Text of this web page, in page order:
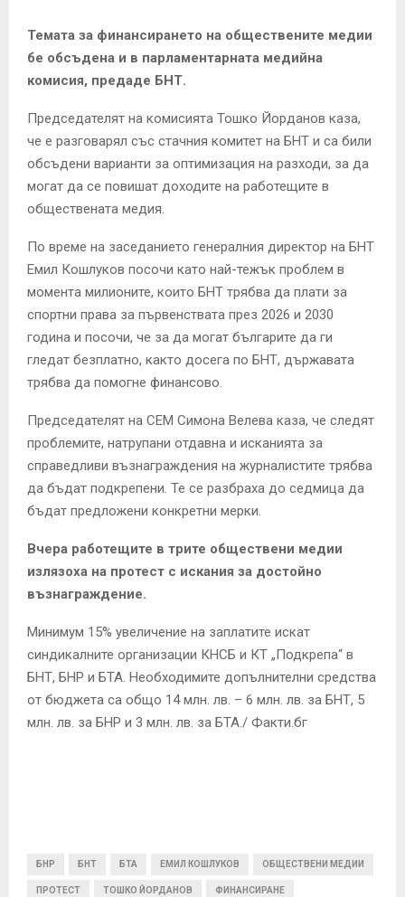
Темата за финансирането на обществените медии
бе обсъдена и в парламентарната медийна
комисия, предаде БНТ.
Председателят на комисията Тошко Йорданов каза,
че е разговарял със стачния комитет на БНТ и са били
обсъдени варианти за оптимизация на разходи, за да
могат да се повишат доходите на работещите в
обществената медия.
По време на заседанието генералния директор на БНТ
Емил Кошлуков посочи като най-тежък проблем в
момента милионите, които БНТ трябва да плати за
спортни права за първенствата през 2026 и 2030
година и посочи, че за да могат българите да ги
гледат безплатно, както досега по БНТ, държавата
трябва да помогне финансово.
Председателят на СЕМ Симона Велева каза, че следят
проблемите, натрупани отдавна и исканията за
справедливи възнаграждения на журналистите трябва
да бъдат подкрепени. Те се разбраха до седмица да
бъдат предложени конкретни мерки.
Вчера работещите в трите обществени медии
излязоха на протест с искания за достойно
възнаграждение.
Минимум 15% увеличение на заплатите искат
синдикалните организации КНСБ и КТ „Подкрепа“ в
БНТ, БНР и БТА. Необходимите допълнителни средства
от бюджета са общо 14 млн. лв. – 6 млн. лв. за БНТ, 5
млн. лв. за БНР и 3 млн. лв. за БТА./ Факти.бг
БНР БНТ БТА ЕМИЛ КОШЛУКОВ ОБЩЕСТВЕНИ МЕДИИ
ПРОТЕСТ ТОШКО ЙОРДАНОВ ФИНАНСИРАНЕ